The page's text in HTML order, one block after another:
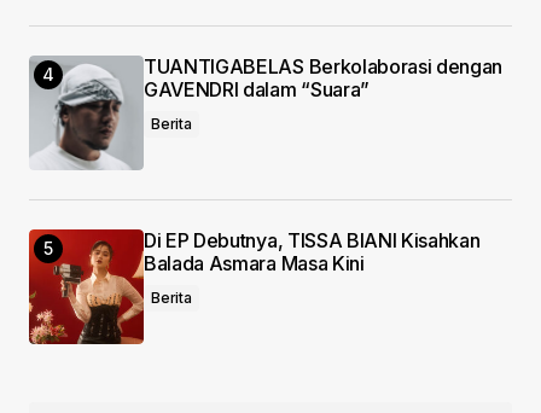
TUANTIGABELAS Berkolaborasi dengan
GAVENDRI dalam “Suara”
Berita
Di EP Debutnya, TISSA BIANI Kisahkan
Balada Asmara Masa Kini
Berita